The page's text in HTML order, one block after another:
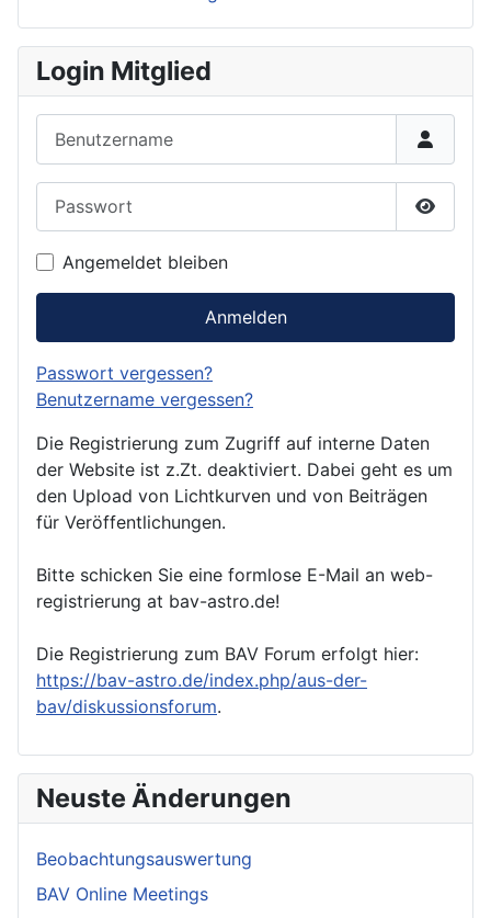
Login Mitglied
Angemeldet bleiben
Anmelden
Passwort vergessen?
Benutzername vergessen?
Die Registrierung zum Zugriff auf interne Daten
der Website ist z.Zt. deaktiviert. Dabei geht es um
den Upload von Lichtkurven und von Beiträgen
für Veröffentlichungen.
Bitte schicken Sie eine formlose E-Mail an web-
registrierung at bav-astro.de!
Die Registrierung zum BAV Forum erfolgt hier:
https://bav-astro.de/index.php/aus-der-
bav/diskussionsforum.
Neuste Änderungen
Beobachtungsauswertung
BAV Online Meetings